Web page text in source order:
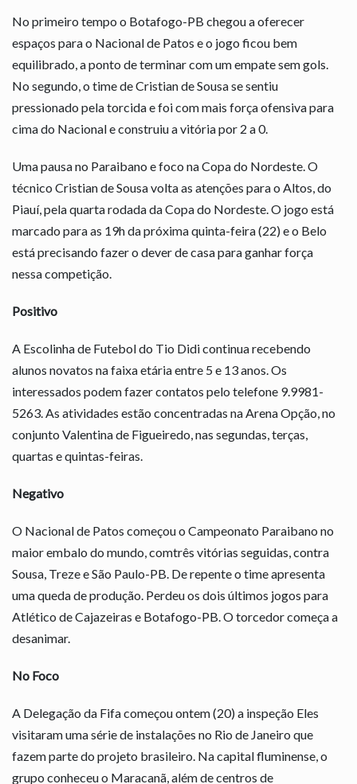
No primeiro tempo o Botafogo-PB chegou a oferecer
espaços para o Nacional de Patos e o jogo ficou bem
equilibrado, a ponto de terminar com um empate sem gols.
No segundo, o time de Cristian de Sousa se sentiu
pressionado pela torcida e foi com mais força ofensiva para
cima do Nacional e construiu a vitória por 2 a 0.
Uma pausa no Paraibano e foco na Copa do Nordeste. O
técnico Cristian de Sousa volta as atenções para o Altos, do
Piauí, pela quarta rodada da Copa do Nordeste. O jogo está
marcado para as 19h da próxima quinta-feira (22) e o Belo
está precisando fazer o dever de casa para ganhar força
nessa competição.
Positivo
A Escolinha de Futebol do Tio Didi continua recebendo
alunos novatos na faixa etária entre 5 e 13 anos. Os
interessados podem fazer contatos pelo telefone 9.9981-
5263. As atividades estão concentradas na Arena Opção, no
conjunto Valentina de Figueiredo, nas segundas, terças,
quartas e quintas-feiras.
Negativo
O Nacional de Patos começou o Campeonato Paraibano no
maior embalo do mundo, comtrês vitórias seguidas, contra
Sousa, Treze e São Paulo-PB. De repente o time apresenta
uma queda de produção. Perdeu os dois últimos jogos para
Atlético de Cajazeiras e Botafogo-PB. O torcedor começa a
desanimar.
No Foco
A Delegação da Fifa começou ontem (20) a inspeção Eles
visitaram uma série de instalações no Rio de Janeiro que
fazem parte do projeto brasileiro. Na capital fluminense, o
grupo conheceu o Maracanã, além de centros de